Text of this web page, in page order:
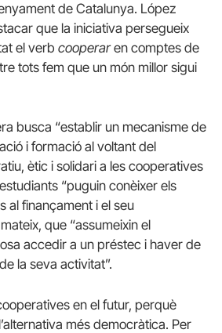
de Catalunya. López
que la iniciativa persegueix
el verb cooperaren comptes de
tots fem que un món millor sigui
busca “establir un mecanisme de
i formació al voltant del
ètic i solidari a les cooperatives
“puguin conèixer els
al finançament i el seu
que “assumeixin el
accedir a un préstec i haver de
la seva activitat”.
en el futur, perquè
més democràtica. Per